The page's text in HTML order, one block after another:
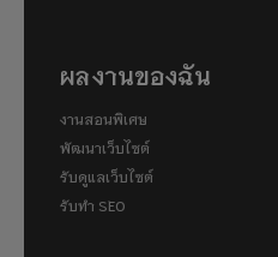
ผลงานของฉัน
งานสอนพิเศษ
พัฒนาเว็บไซต์
รับดูแลเว็บไซต์
รับทำ SEO